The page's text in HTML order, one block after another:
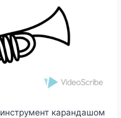
карандашом